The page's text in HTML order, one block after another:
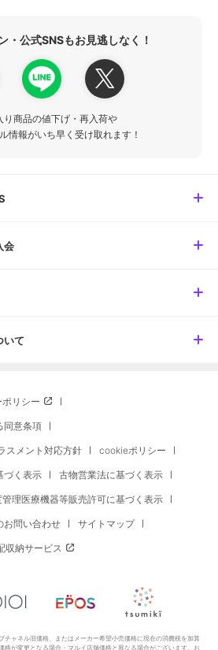
・公式SNSもお見逃しなく！
り商品の値下げ・再入荷や
情報がいち早く受け取れます！
会
いて
リシー
同意条項
スメント対応方針 cookieポリシー
づく表示 古物営業法に基づく表示
管理医療機器等販売許可に基づく表示
お問い合わせ サイトマップ
収納サービス
チャネル旧価格、またはメーカー希望小売価格に現在の消費税を加算
格が変更となる場合・マルイ店舗価格と異なる場合がございます。お